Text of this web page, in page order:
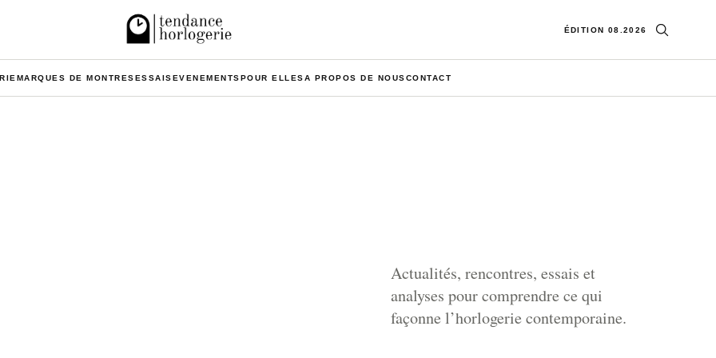
ÉDITION 08.2026 Ouvrir la
MARQUES DE MONTRESESSAISEVENEMENTSPOUR ELLESA PROPOS DE NOUSCONTACT
Actualités, rencontres, essais et
analyses pour comprendre ce qui
façonne l’horlogerie contemporaine.